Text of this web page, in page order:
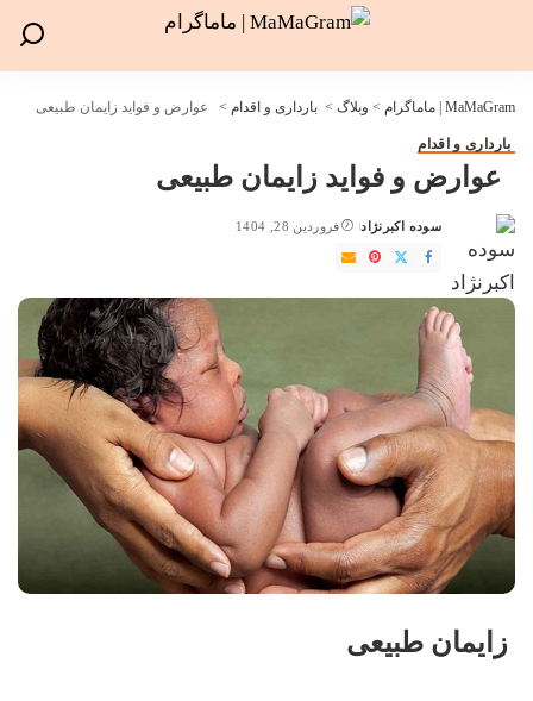
MaMaGram | ماماگرام > وبلاگ > بارداری و اقدام > عوارض و فواید زایمان طبیعی
بارداری و اقدام
عوارض و فواید زایمان طبیعی
ارسال
شده
سوده اکبرنژاد فروردین 28, 1404
زایمان طبیعی